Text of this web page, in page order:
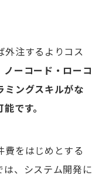
外注するよりコス
ノ ーコード・ローコ
ミングスキルがな
です。
費をはじめとする
は、システム開発に